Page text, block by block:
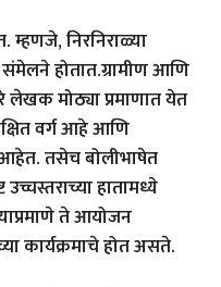
म्हणजे, निरनिराळ्या
होतात.ग्रामीण आणि
लेखक मोठ्या प्रमाणात येत
वर्ग आहे आणि
आहेत. तसेच बोलीभाषेत
हातामध्ये
ते आयोजन
कार्यक्रमाचे होत असते.